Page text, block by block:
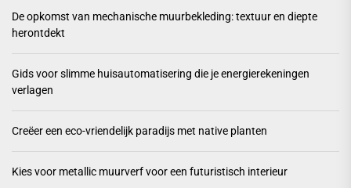
De opkomst van mechanische muurbekleding: textuur en diepte
herontdekt
Gids voor slimme huisautomatisering die je energierekeningen
verlagen
Creëer een eco-vriendelijk paradijs met native planten
Kies voor metallic muurverf voor een futuristisch interieur